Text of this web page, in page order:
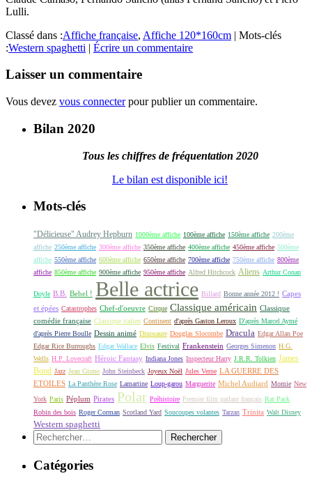
Lulli.
Classé dans :Affiche française, Affiche 120*160cm | Mots-clés
:Western spaghetti | Écrire un commentaire
Laisser un commentaire
Vous devez vous connecterpour publier un commentaire.
Bilan 2020
Tous les chiffres de fréquentation 2020
Le bilan est disponible ici!
Mots-clés
"Délicieuse" Audrey Hepburn 1000ème affiche 100ème affiche 150ème affiche 200ème
affiche 250ème affiche 300ème affiche 350ème affiche 400ème affiche 450ème affiche 500ème
affiche 550ème affiche 600ème affiche 650ème affiche 700ème affiche 750ème affiche 800ème
affiche 850ème affiche 900ème affiche 950ème affiche Alfred Hitchcock Aliens Arthur Conan
Doyle B.B. Bebel ! Belle actrice Billard Bonne année 2012 ! Capes
et épées Catastrophes Chef-d'oeuvre Cirque Classique américain Classique
comédie française Classique italien Continent d'après Gaston Leroux D'après Marcel Aymé
d'après Pierre Boulle Dessin animé Dinosaure Douglas Slocombe Dracula Edgar Allan Poe
Edgar Rice Burroughs Edgar Wallace Elvis Festival Frankenstein Georges Simenon H.G.
Wells H.P. Lovecraft Héroic Fantasy Indiana Jones Inspecteur Harry J.R.R. Tolkien James
Bond Jazz Jean Giono John Steinbeck Joyeux Noël Jules Verne LA GUERRE DES
ETOILES La Panthère Rose Lamartine Loup-garou Marguerite Michel Audiard Momie New
York Paris Péplum Pirates Polar Préhistoire Premier film parlant français Rat Pack
Robin des bois Roger Corman Scotland Yard Soucoupes volantes Tarzan Trinita Walt Disney
Western spaghetti
Rechercher :
Catégories